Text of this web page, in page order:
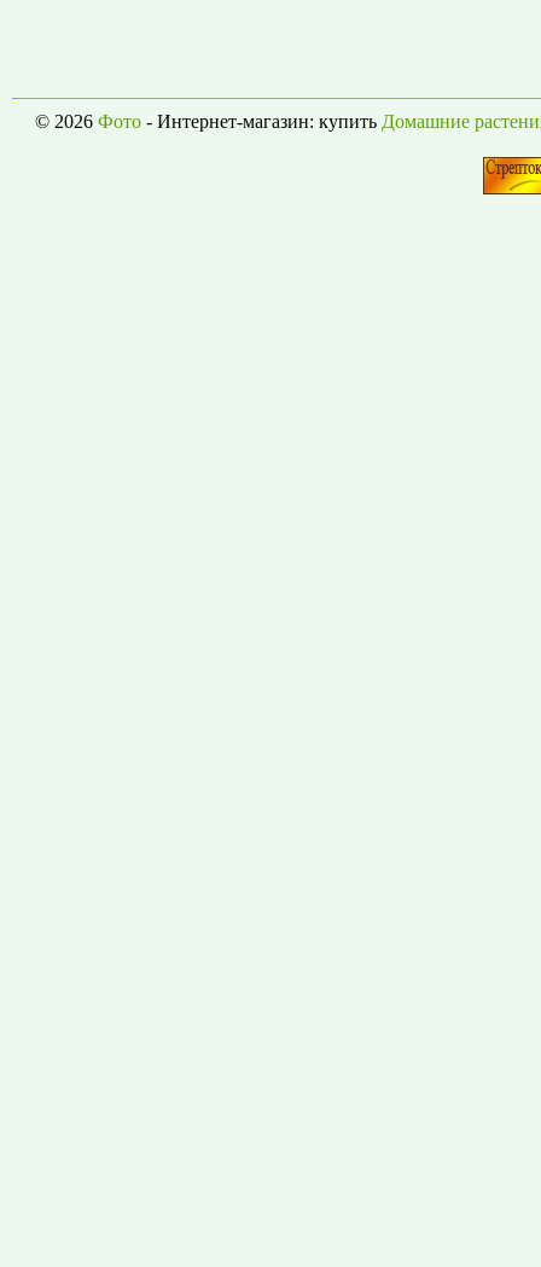
© 2026 Фото- Интернет-магазин: купить Домашние